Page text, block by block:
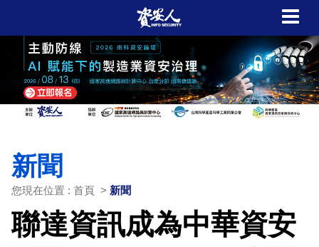
新聞
您現在位置 : 首頁 > 新聞
聯達資訊成為中華資安